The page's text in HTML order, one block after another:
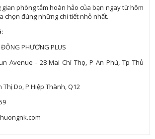
phòng tắm hoàn hảo của bạn ngay từ hôm
chọn đúng những chi tiết nhỏ nhất.
PHƯƠNG PLUS
Avenue - 28 Mai Chí Thọ, P An Phú, Tp Thủ
Do, P Hiệp Thành, Q12